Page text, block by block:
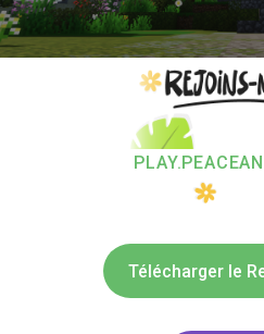
Télécharger le